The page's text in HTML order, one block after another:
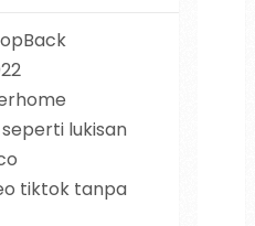
lukisan
tiktok tanpa